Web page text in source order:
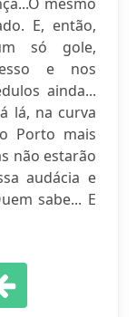
E, então,
só gole,
e nos
ainda...
lá, na curva
Porto mais
não estarão
audácia e
sabe... E